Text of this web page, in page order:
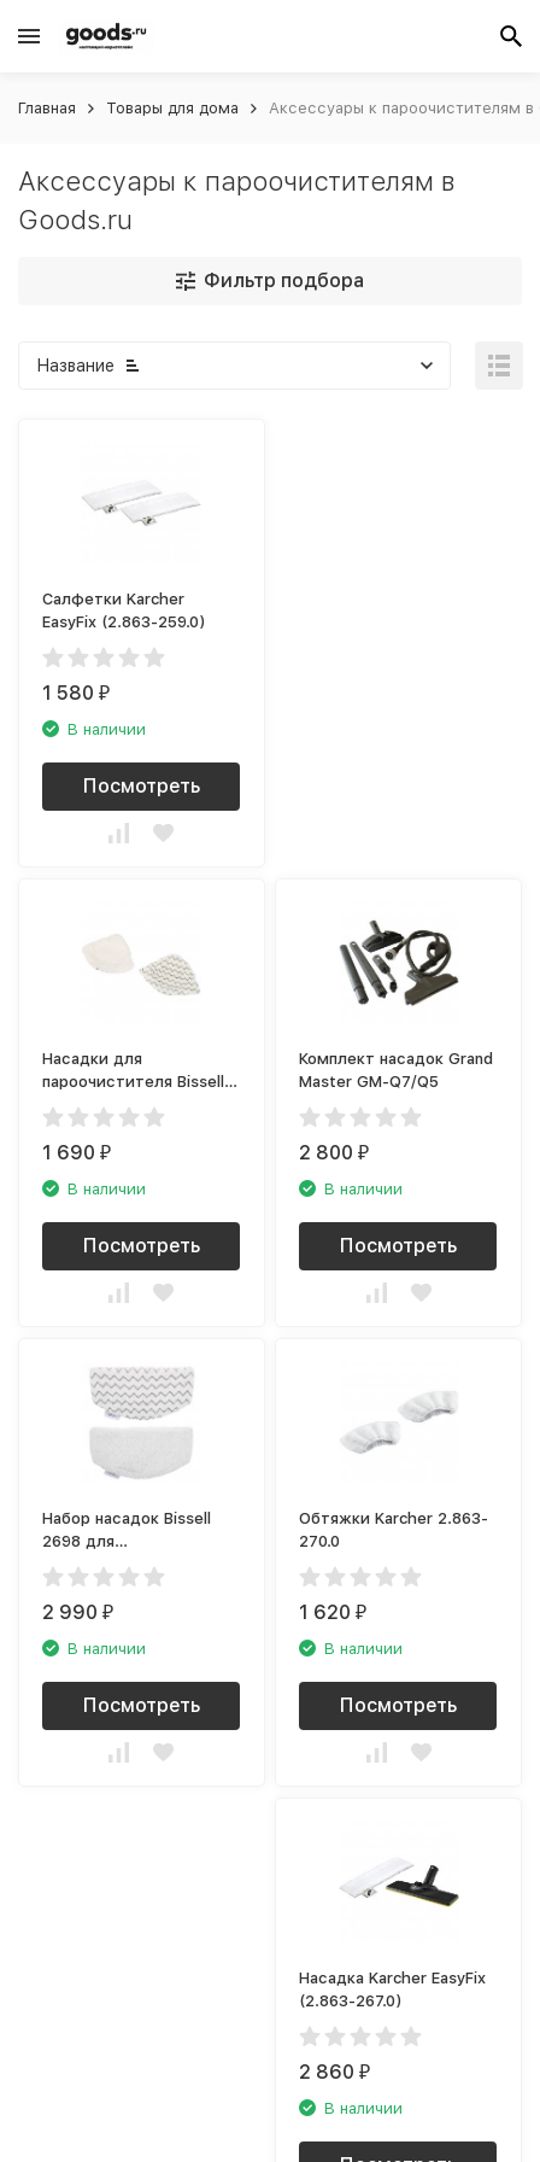
Главная Товары для дома Аксессуары к пароочистителям в
Аксессуары к пароочистителям в
Goods.ru
Фильтр подбора
Название
Салфетки Karcher
EasyFix (2.863-259.0)
1 580₽
В наличии
Посмотреть
Насадки для
пароочистителя Bissell
1897N (1883)
1 690₽
В наличии
Посмотреть
Комплект насадок Grand
Master GM-Q7/Q5
2 800₽
В наличии
Посмотреть
Набор насадок Bissell
2698 для
пароочистителя
2234N/1897N
2 990₽
В наличии
Посмотреть
Обтяжки Karcher 2.863-
270.0
1 620₽
В наличии
Посмотреть
Насадка Karcher EasyFix
(2.863-267.0)
2 860₽
В наличии